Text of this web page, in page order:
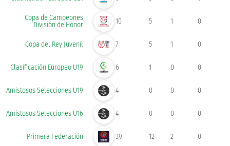
Copa de Campeones
División de Honor
10 5 1 0
Copa del Rey Juvenil 7 5 1 0
Clasificación Europeo U19 6 1 0 0
Amistosos Selecciones U19 4 0 0 0
Amistosos Selecciones U16 4 0 0 0
Primera Federación 39 12 2 0